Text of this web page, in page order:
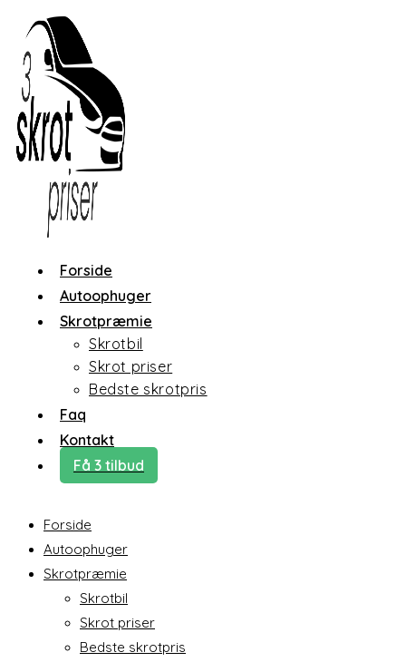
content
Forside
Autoophuger
Skrotpræmie
Skrotbil
Skrot priser
Bedste skrotpris
Faq
Kontakt
Få 3 tilbud
Forside
Autoophuger
Skrotpræmie
Skrotbil
Skrot priser
Bedste skrotpris